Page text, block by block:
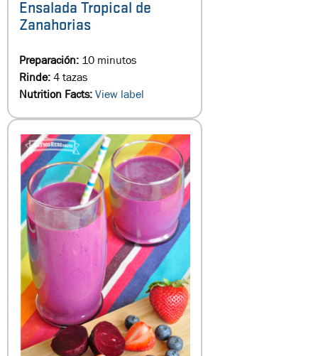
Ensalada Tropical de
Zanahorias
Preparación: 10 minutos
Rinde:4 tazas
Nutrition Facts:View label